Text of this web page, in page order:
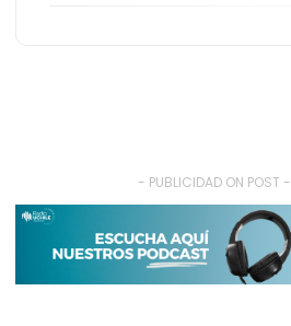
- PUBLICIDAD ON POST -